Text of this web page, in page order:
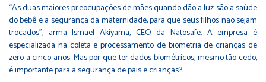
“As duas maiores preocupações de mães quando dão a luz são a saúde
do bebê e a segurança da maternidade, para que seus filhos não sejam
trocados”, arma Ismael Akiyama, CEO da Natosafe. A empresa é
especializada na coleta e processamento de biometria de crianças de
zero a cinco anos. Mas por que ter dados biométricos, mesmo tão cedo,
é importante para a segurança de pais e crianças?